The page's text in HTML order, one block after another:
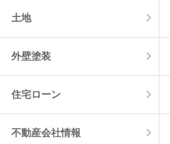
土地
外壁塗装
住宅ローン
不動産会社情報